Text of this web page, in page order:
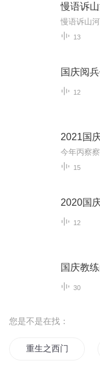
慢语诉
13
国庆阅
12
2021国
15
2020国
12
国庆教
30
您是不是在找：
重生之西门庆